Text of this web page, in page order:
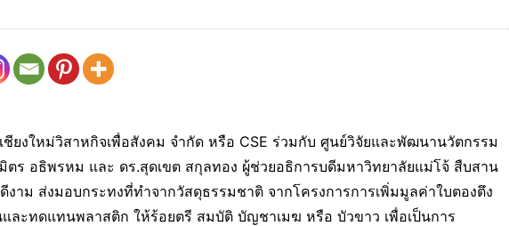
ยงใหม่วิสาหกิจเพื่อสังคม จำกัด หรือ CSE ร่วมกับ ศูนย์วิจัยและพัฒนานวัตกรรม
ตร อธิพรหม และ ดร.สุดเขต สกุลทอง ผู้ช่วยอธิการบดีมหาวิทยาลัยแม่โจ้ สืบสาน
าม ส่งมอบกระทงที่ทำจากวัสดุธรรมชาติ จากโครงการการเพิ่มมูลค่าใบตองตึง
และทดแทนพลาสติก ให้ร้อยตรี สมบัติ บัญชาเมฆ หรือ บัวขาว เพื่อเป็นการ